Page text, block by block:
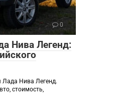
0
Нива Легенд:
Лада Нива Легенд.
стоимость,